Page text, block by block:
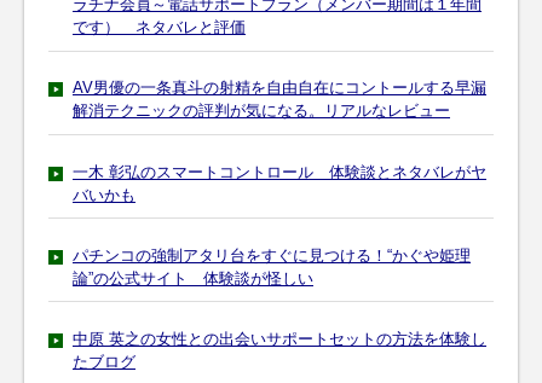
ラチナ会員～電話サポートプラン（メンバー期間は１年間
です） ネタバレと評価
AV男優の一条真斗の射精を自由自在にコントールする早漏
解消テクニックの評判が気になる。リアルなレビュー
一木 彰弘のスマートコントロール 体験談とネタバレがヤ
バいかも
パチンコの強制アタリ台をすぐに見つける！“かぐや姫理
論”の公式サイト 体験談が怪しい
中原 英之の女性との出会いサポートセットの方法を体験し
たブログ